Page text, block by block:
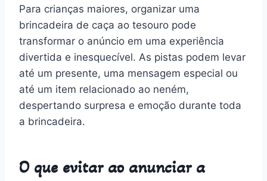
Para crianças maiores, organizar uma
brincadeira de caça ao tesouro pode
transformar o anúncio em uma experiência
divertida e inesquecível. As pistas podem levar
até um presente, uma mensagem especial ou
até um item relacionado ao neném,
despertando surpresa e emoção durante toda
a brincadeira.
O que evitar ao anunciar a